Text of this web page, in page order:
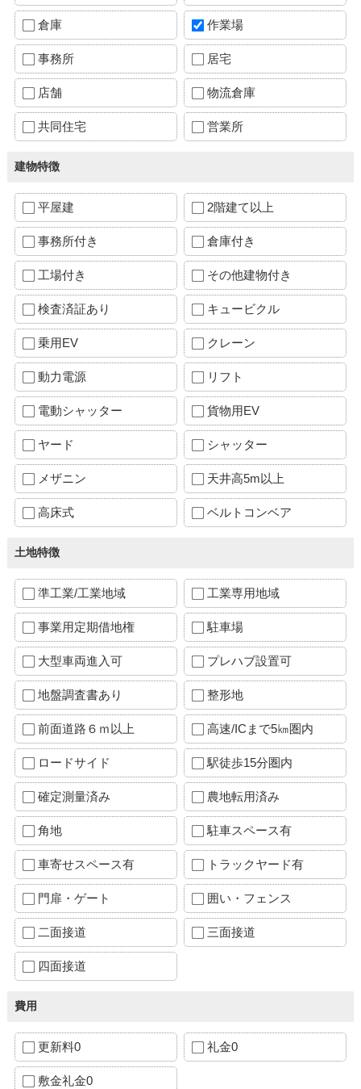
倉庫 作業場
事務所 居宅
店舗 物流倉庫
共同住宅 営業所
建物特徴
平屋建 2階建て以上
事務所付き 倉庫付き
工場付き その他建物付き
検査済証あり キュービクル
乗用EV クレーン
動力電源 リフト
電動シャッター 貨物用EV
ヤード シャッター
メザニン 天井高5m以上
高床式 ベルトコンベア
土地特徴
準工業/工業地域 工業専用地域
事業用定期借地権 駐車場
大型車両進入可 プレハブ設置可
地盤調査書あり 整形地
前面道路６ｍ以上 高速/ICまで5㎞圏内
ロードサイド 駅徒歩15分圏内
確定測量済み 農地転用済み
角地 駐車スペース有
車寄せスペース有 トラックヤード有
門扉・ゲート 囲い・フェンス
二面接道 三面接道
四面接道
費用
更新料0 礼金0
敷金礼金0